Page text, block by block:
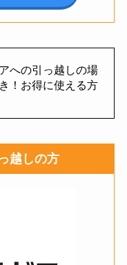
への引っ越しの場
！お得に使える方
越しの方